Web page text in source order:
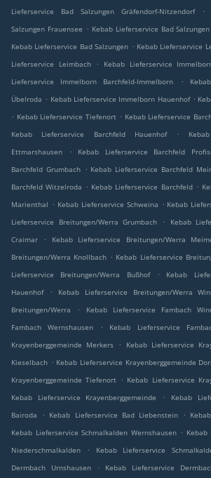
Lieferservice Bad Salzungen Gräfendorf-Nitzendorf
.
Salzungen Frauensee . Kebab Lieferservice Bad
Kebab Lieferservice Bad Salzungen . Kebab Lieferservice
Lieferservice Leimbach
. Kebab Lieferservice
Lieferservice Immelborn Barchfeld-Immelborn
.
Übelroda . Kebab Lieferservice Immelborn Hauenhof .
. Kebab Lieferservice Tiefenort . Kebab Lieferservice
Kebab Lieferservice Barchfeld Hauenhof
.
Ettmarshausen
. Kebab Lieferservice Barchfeld
Barchfeld Grumbach . Kebab Lieferservice Barchfeld
Barchfeld Witzelroda . Kebab Lieferservice Barchfeld .
Marienthal . Kebab Lieferservice Schweina . Kebab
Lieferservice Breitungen/Werra Grumbach
.
Kebab
Craimar
. Kebab Lieferservice Breitungen/Werra
Breitungen/Werra Knollbach . Kebab Lieferservice
Lieferservice Breitungen/Werra Bußhof
.
Kebab
Hauenhof
. Kebab Lieferservice Breitungen/Werra
Breitungen/Werra
. Kebab Lieferservice Fambach
Fambach Wernshausen
. Kebab Lieferservice
Krayenberggemeinde Merkers
.
Kebab Lieferservice
Kieselbach . Kebab Lieferservice Krayenberggemeinde
Krayenberggemeinde Tiefenort . Kebab Lieferservice
Kebab Lieferservice Krayenberggemeinde
.
Kebab
Bairoda
. Kebab Lieferservice Bad Liebenstein .
Kebab Lieferservice Schmalkalden Wernshausen . Kebab
Niederschmalkalden
. Kebab Lieferservice
Dermbach Urnshausen
. Kebab Lieferservice